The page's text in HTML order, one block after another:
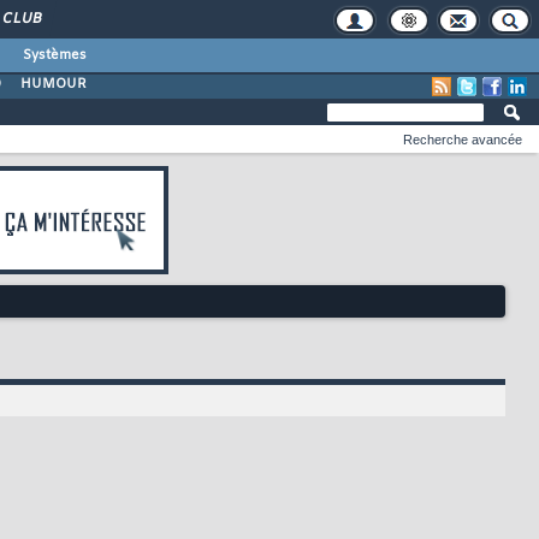
CLUB
Systèmes
HUMOUR
Recherche avancée